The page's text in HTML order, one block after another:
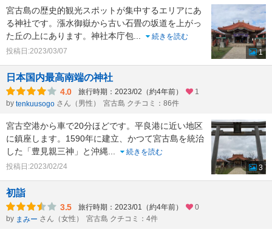
宮古島の歴史的観光スポットが集中するエリアにあ
る神社です。漲水御嶽から古い石畳の坂道を上がっ
た丘の上にあります。神社本庁包
続きを読む
投稿日:2023/03/07
1
日本国内最高南端の神社
4.0 旅行時期：2023/02（約4年前）
1
by tenkuusogo さん（男性） 宮古島 クチコミ：86件
宮古空港から車で20分ほどです。平良港に近い地区
に鎮座します。1590年に建立、かつて宮古島を統治
した「豊見親三神」と沖縄
続きを読む
投稿日:2023/02/24
3
初詣
3.5 旅行時期：2023/01（約4年前）
0
by まみー さん（女性） 宮古島 クチコミ：4件